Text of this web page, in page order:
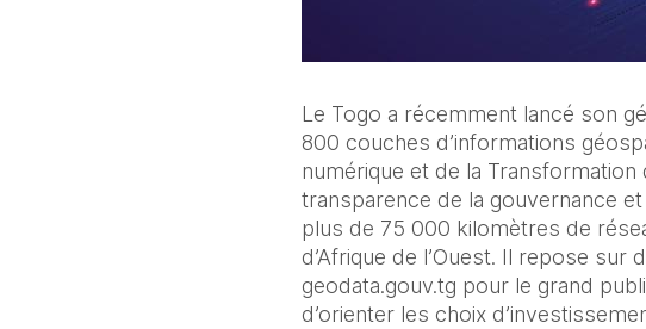
Le Togo a récemment lancé son
800 couches d’informations
numérique et de la
transparence de la gouvernance
plus de 75 000 kilomètres de
d’Afrique de l’Ouest. Il repose
geodata.gouv.tg pour le grand
d’orienter les choix